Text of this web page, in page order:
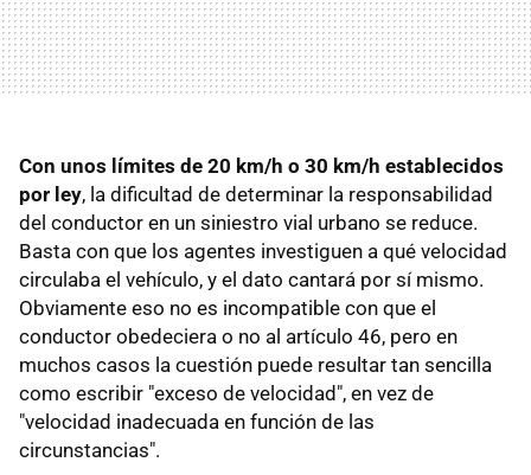
Con unos límites de 20 km/h o 30 km/h establecidos
por ley, la dificultad de determinar la responsabilidad
del conductor en un siniestro vial urbano se reduce.
Basta con que los agentes investiguen a qué velocidad
circulaba el vehículo, y el dato cantará por sí mismo.
Obviamente eso no es incompatible con que el
conductor obedeciera o no al artículo 46, pero en
muchos casos la cuestión puede resultar tan sencilla
como escribir "exceso de velocidad", en vez de
"velocidad inadecuada en función de las
circunstancias".